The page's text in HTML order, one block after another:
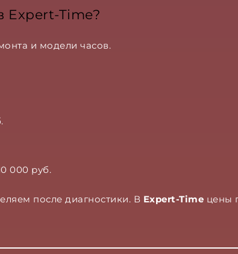
Expert-Time?
и модели часов.
000 руб.
после диагностики. В Expert-Time цены